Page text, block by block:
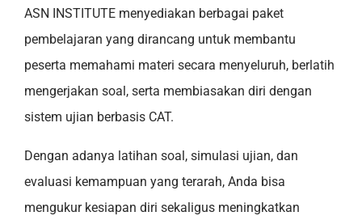
ASN INSTITUTE menyediakan berbagai paket
pembelajaran yang dirancang untuk membantu
peserta memahami materi secara menyeluruh, berlatih
mengerjakan soal, serta membiasakan diri dengan
sistem ujian berbasis CAT.
Dengan adanya latihan soal, simulasi ujian, dan
evaluasi kemampuan yang terarah, Anda bisa
mengukur kesiapan diri sekaligus meningkatkan